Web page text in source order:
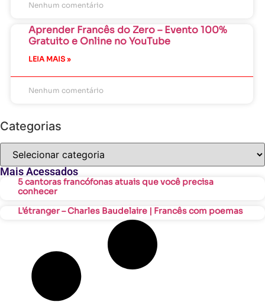
Nenhum comentário
Aprender Francês do Zero – Evento 100%
Gratuito e Online no YouTube
LEIA MAIS »
Nenhum comentário
Categorias
Mais Acessados
5 cantoras francófonas atuais que você precisa
conhecer
L’étranger – Charles Baudelaire | Francês com poemas